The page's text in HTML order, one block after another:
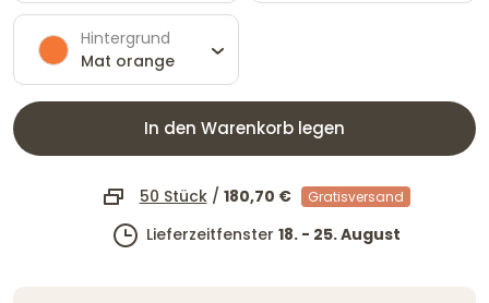
Hintergrund
Mat orange
In den Warenkorb legen
50 Stück/ 180,70 € Gratisversand
Lieferzeitfenster 18. - 25. August